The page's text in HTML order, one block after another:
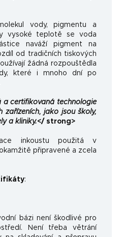
vody, pigmentu a
vysoké teplotě se voda
naváží pigment na
od tradičních tiskových
žádná rozpouštědla
které i mnoho dní po
a certifikovaná technologie
zařízeních, jako jsou školy,
a kliniky.</ strong>
inkoustu použitá v
připravené a zcela
:
bázi není škodlivé pro
Není třeba větrání